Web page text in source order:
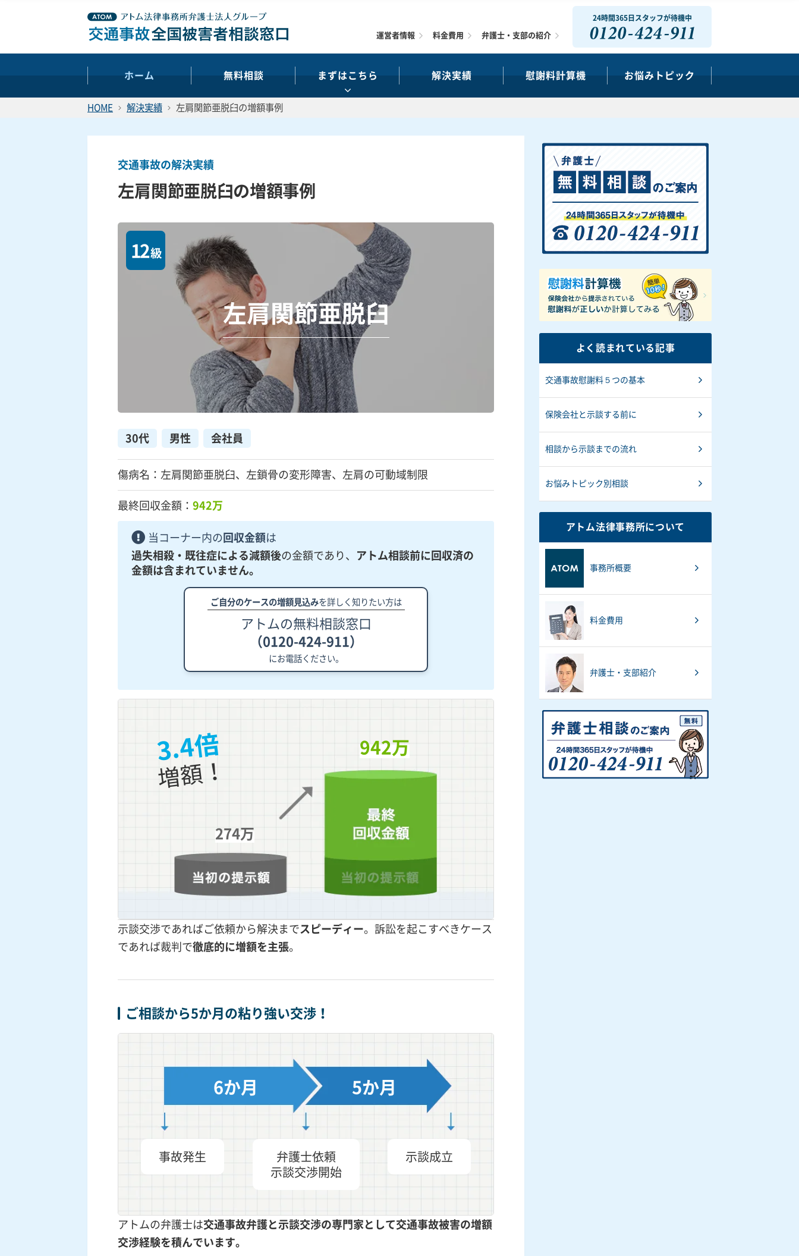
24時間365日スタッフが待機中
0120-424-911
ホーム 無料相談 まずはこちら 解決実績 慰謝料計算機 お悩みトピック
運営者情報 料金費用 弁護士・支部の紹介
HOME 解決実績 左肩関節亜脱臼の増額事例
交通事故の解決実績
左肩関節亜脱臼の増額事例
12級
左肩関節亜脱臼
30代 男性 会社員
傷病名：左肩関節亜脱臼、左鎖骨の変形障害、左肩の可動域制限
最終回収金額：942万
当コーナー内の 回収金額は
過失相殺・既往症による減額後の金額であり、
アトム相談前に回収済の
金額は含まれていません。
ご自分のケースの増額見込みを詳しく知りたい方は
アトムの無料相談窓口
（0120-424-911）
にお電話ください。
3.4倍
増額！
274万
942万
示談交渉であればご依頼から解決まで スピーディー。訴訟を起こすべきケース
であれば裁判で徹底的に増額を主張。
ご相談から5か月の粘り強い交渉！
6か月 5か月
事故発生
弁護士依頼
示談交渉開始
示談成立
アトムの弁護士は交通事故弁護と 示談交渉の専門家として交通事故被害の増額
交渉経験を積んでいます。
よく読まれている記事
交通事故慰謝料５つの基本
保険会社と示談する前に
相談から示談までの流れ
お悩みトピック別相談
アトム法律事務所について
事務所概要
料金費用
弁護士・支部紹介